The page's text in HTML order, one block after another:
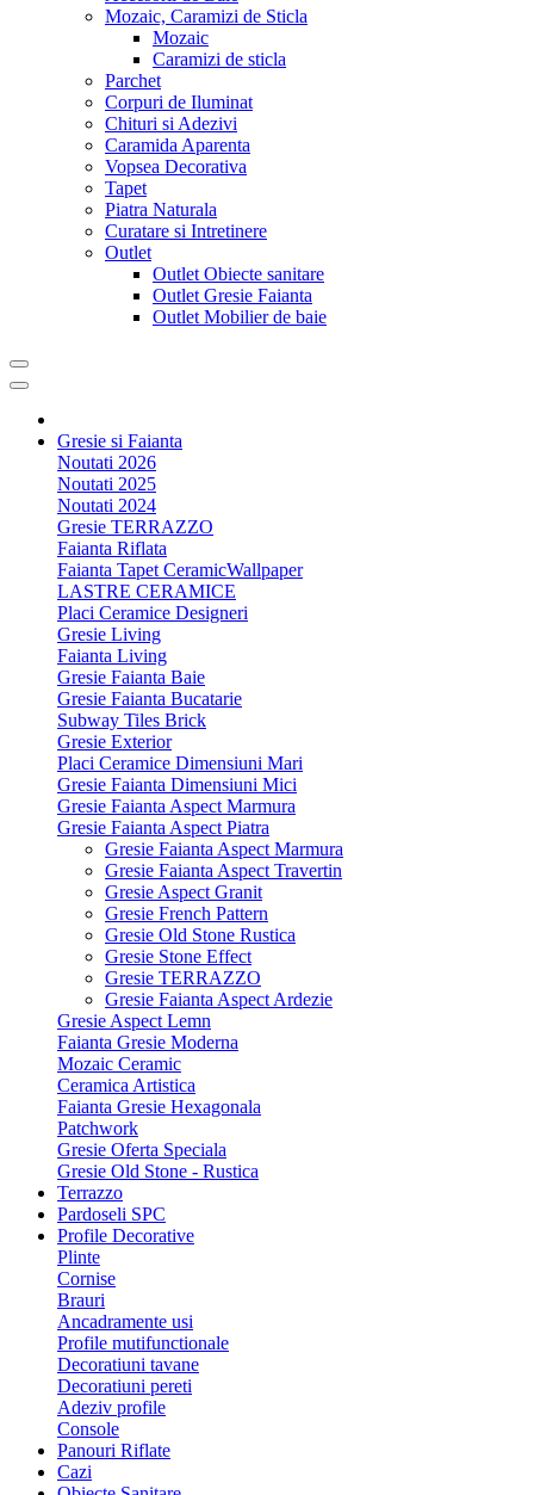
Mozaic, Caramizi de Sticla
Mozaic
Caramizi de sticla
Parchet
Corpuri de Iluminat
Chituri si Adezivi
Caramida Aparenta
Vopsea Decorativa
Tapet
Piatra Naturala
Curatare si Intretinere
Outlet
Outlet Obiecte sanitare
Outlet Gresie Faianta
Outlet Mobilier de baie
Gresie si Faianta
Noutati 2026
Noutati 2025
Noutati 2024
Gresie TERRAZZO
Faianta Riflata
Faianta Tapet CeramicWallpaper
LASTRE CERAMICE
Placi Ceramice Designeri
Gresie Living
Faianta Living
Gresie Faianta Baie
Gresie Faianta Bucatarie
Subway Tiles Brick
Gresie Exterior
Placi Ceramice Dimensiuni Mari
Gresie Faianta Dimensiuni Mici
Gresie Faianta Aspect Marmura
Gresie Faianta Aspect Piatra
Gresie Faianta Aspect Marmura
Gresie Faianta Aspect Travertin
Gresie Aspect Granit
Gresie French Pattern
Gresie Old Stone Rustica
Gresie Stone Effect
Gresie TERRAZZO
Gresie Faianta Aspect Ardezie
Gresie Aspect Lemn
Faianta Gresie Moderna
Mozaic Ceramic
Ceramica Artistica
Faianta Gresie Hexagonala
Patchwork
Gresie Oferta Speciala
Gresie Old Stone - Rustica
Terrazzo
Pardoseli SPC
Profile Decorative
Plinte
Cornise
Brauri
Ancadramente usi
Profile mutifunctionale
Decoratiuni tavane
Decoratiuni pereti
Adeziv profile
Console
Panouri Riflate
Cazi